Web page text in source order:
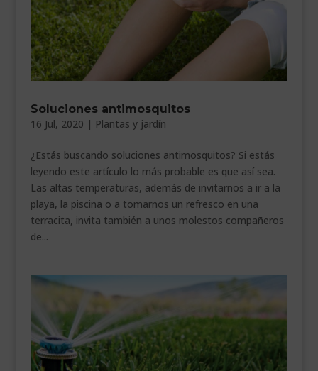
Soluciones antimosquitos
16 Jul, 2020 | Plantas y jardín
¿Estás buscando soluciones antimosquitos? Si estás
leyendo este artículo lo más probable es que así sea.
Las altas temperaturas, además de invitarnos a ir a la
playa, la piscina o a tomarnos un refresco en una
terracita, invita también a unos molestos compañeros
de...